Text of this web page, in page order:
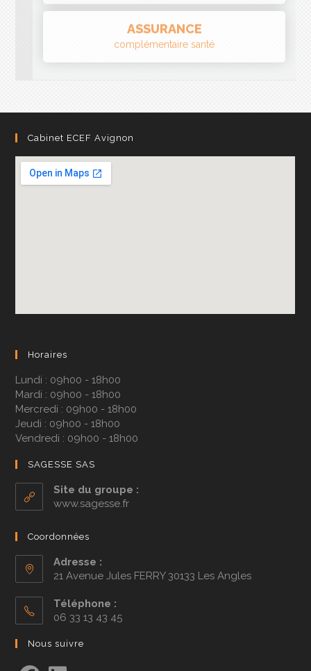
Cabinet ECEF Avignon
Horaires
Lundi : 09h00 - 18h00
Mardi : 09h00 - 18h00
Mercredi : 09h00 - 18h00
Jeudi : 09h00 - 18h00
Vendredi : 09h00 - 18h00
SAGESSE SAS
Site du groupe :
www.sagesse.fr
Coordonnées
Adresse :
21 Avenue Jules FERRY 30133 Les Angles
Téléphone :
06 33 13 43 45
Nous suivre